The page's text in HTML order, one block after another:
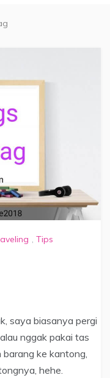
, Tips
saya biasanya pergi
nggak pakai tas
ke kantong,
hehe.